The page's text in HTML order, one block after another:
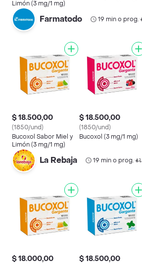
Limón (3 mg/1 mg)
Farmatodo 19 min o prog.•
$ 18.500,00
(1850/und)
Bucoxol Sabor Miel y
Limón (3 mg/1 mg)
$ 18.500,00
(1850/und)
Bucoxol (3 mg/1 mg)
La Rebaja 19 min o prog.•
$ 18.000,00 $ 18.500,00